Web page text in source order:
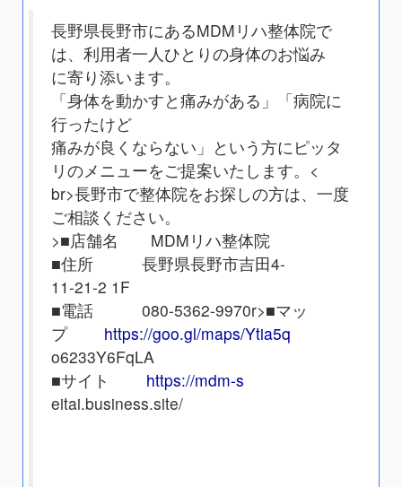
長野県長野市にあるMDMリハ整体院で
は、利用者一人ひとりの身体のお悩み
に寄り添います。
「身体を動かすと痛みがある」「病院に
行ったけど
痛みが良くならない」という方にピッタ
リのメニューをご提案いたします。<
br>長野市で整体院をお探しの方は、一度
ご相談ください。
>■店舗名 MDMリハ整体院
■住所 長野県長野市吉田4-
11-21-2 1F
■電話 080-5362-9970r>■マッ
プ https://goo.gl/maps/Ytia5q
o6233Y6FqLA
■サイト https://mdm-s
eitai.business.site/